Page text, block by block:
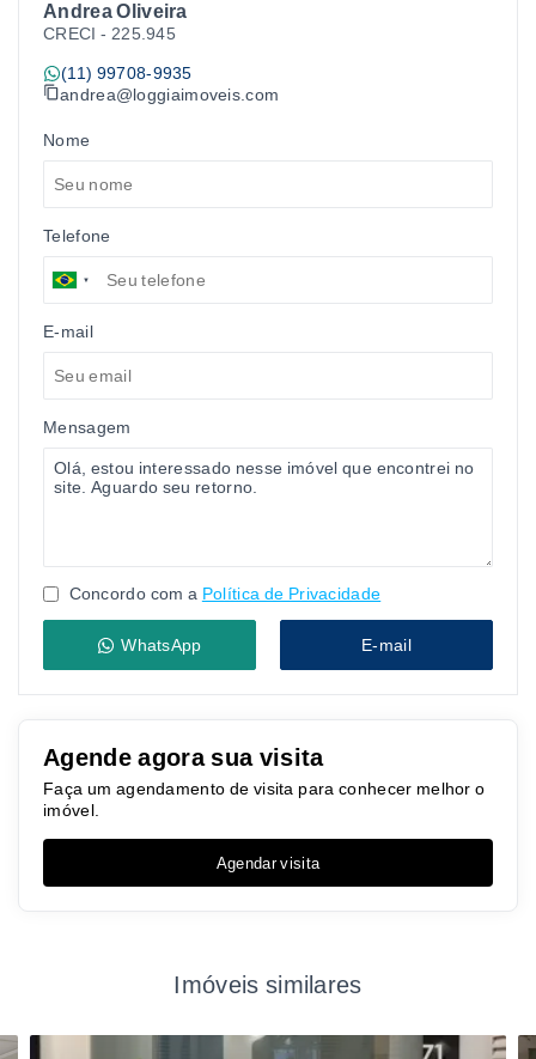
Andrea Oliveira
CRECI - 225.945
(11) 99708-9935
andrea@loggiaimoveis.com
Nome
Telefone
E-mail
Mensagem
Concordo com a Política de Privacidade
WhatsApp E-mail
Agende agora sua visita
Faça um agendamento de visita para conhecer melhor o
imóvel.
Agendar visita
Imóveis similares